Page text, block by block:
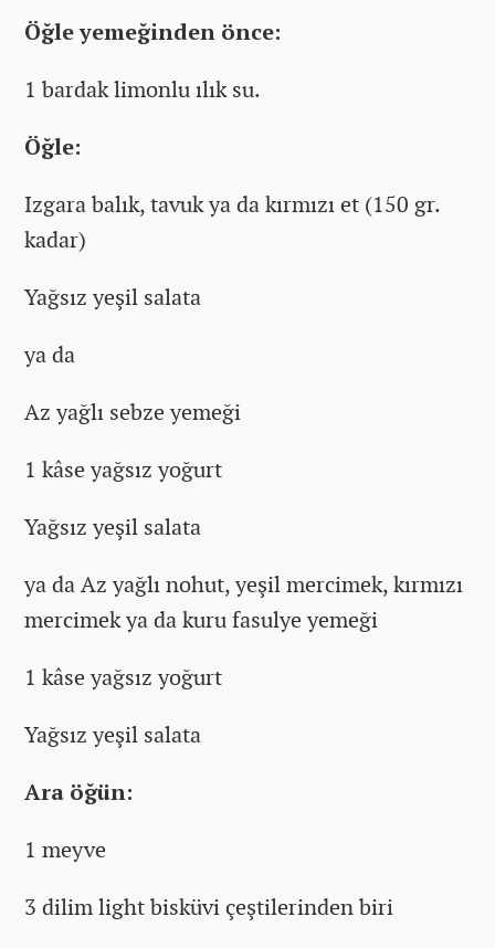
Öğle yemeğinden önce:
1 bardak limonlu ılık su.
Öğle:
Izgara balık, tavuk ya da kırmızı et (150 gr.
kadar)
Yağsız yeşil salata
ya da
Az yağlı sebze yemeği
1 kâse yağsız yoğurt
Yağsız yeşil salata
ya da Az yağlı nohut, yeşil mercimek, kırmızı
mercimek ya da kuru fasulye yemeği
1 kâse yağsız yoğurt
Yağsız yeşil salata
Ara öğün:
1 meyve
3 dilim light bisküvi çeştilerinden biri